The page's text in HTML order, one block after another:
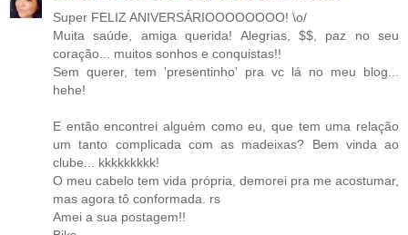
Super FELIZ ANIVERSÁRIOOOOOOOO! \o/
Muita saúde, amiga querida! Alegrias, $$, paz no seu
coração... muitos sonhos e conquistas!!
Sem querer, tem 'presentinho' pra vc lá no meu blog...
hehe!
E então encontrei alguém como eu, que tem uma relação
um tanto complicada com as madeixas? Bem vinda ao
clube... kkkkkkkkk!
O meu cabelo tem vida própria, demorei pra me acostumar,
mas agora tô conformada. rs
Amei a sua postagem!!